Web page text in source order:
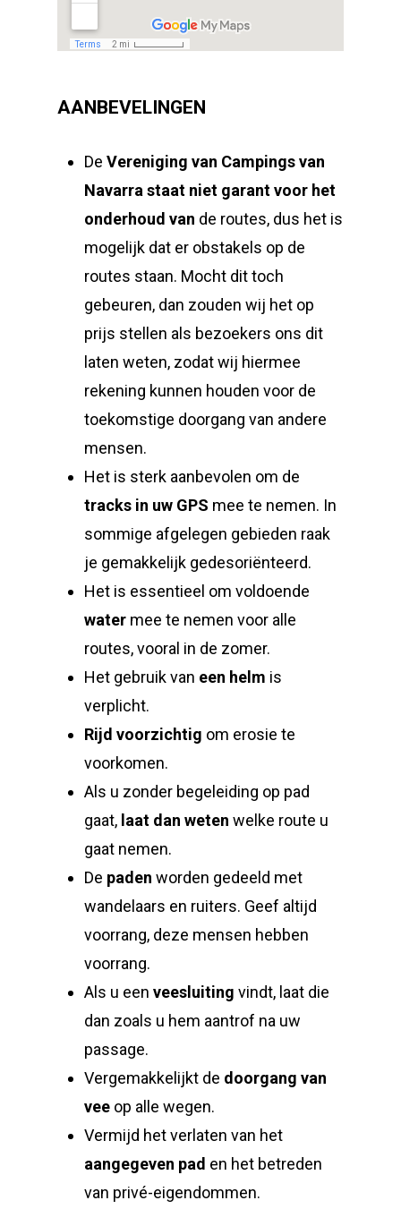
AANBEVELINGEN
De Vereniging van Campings van
Navarra staat niet garant voor het
onderhoud van de routes, dus het is
mogelijk dat er obstakels op de
routes staan. Mocht dit toch
gebeuren, dan zouden wij het op
prijs stellen als bezoekers ons dit
laten weten, zodat wij hiermee
rekening kunnen houden voor de
toekomstige doorgang van andere
mensen.
Het is sterk aanbevolen om de
tracks in uw GPS mee te nemen. In
sommige afgelegen gebieden raak
je gemakkelijk gedesoriënteerd.
Het is essentieel om voldoende
water mee te nemen voor alle
routes, vooral in de zomer.
Het gebruik van een helm is
verplicht.
Rijd voorzichtig om erosie te
voorkomen.
Als u zonder begeleiding op pad
gaat, laat dan weten welke route u
gaat nemen.
De paden worden gedeeld met
wandelaars en ruiters. Geef altijd
voorrang, deze mensen hebben
voorrang.
Als u een veesluiting vindt, laat die
dan zoals u hem aantrof na uw
passage.
Vergemakkelijkt de doorgang van
vee op alle wegen.
Vermijd het verlaten van het
aangegeven pad en het betreden
van privé-eigendommen.